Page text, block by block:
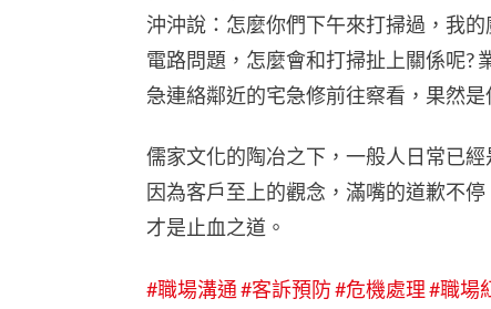
沖沖說：怎麼你們下午來打掃過，我
電路問題，怎麼會和打掃扯上關係呢?
急連絡鄰近的宅急修前往察看，果然
儒家文化的陶冶之下，一般人日常已
因為客戶至上的觀念，滿嘴的道歉不
才是止血之道。
#職場溝通#客訴預防#危機處理#職場